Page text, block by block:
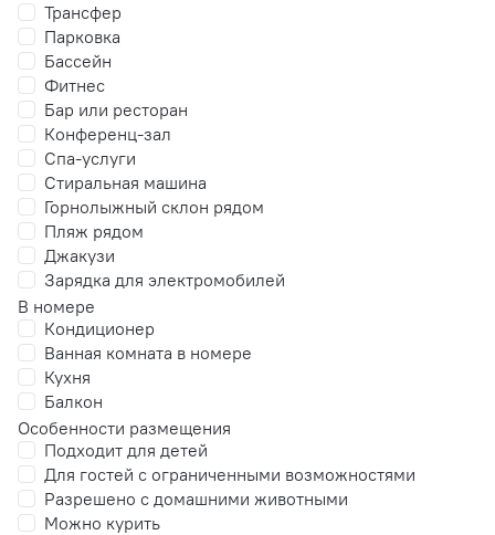
Трансфер
Парковка
Бассейн
Фитнес
Бар или ресторан
Конференц-зал
Спа-услуги
Стиральная машина
Горнолыжный склон рядом
Пляж рядом
Джакузи
Зарядка для электромобилей
В номере
Кондиционер
Ванная комната в номере
Кухня
Балкон
Особенности размещения
Подходит для детей
Для гостей с ограниченными возможностями
Разрешено с домашними животными
Можно курить